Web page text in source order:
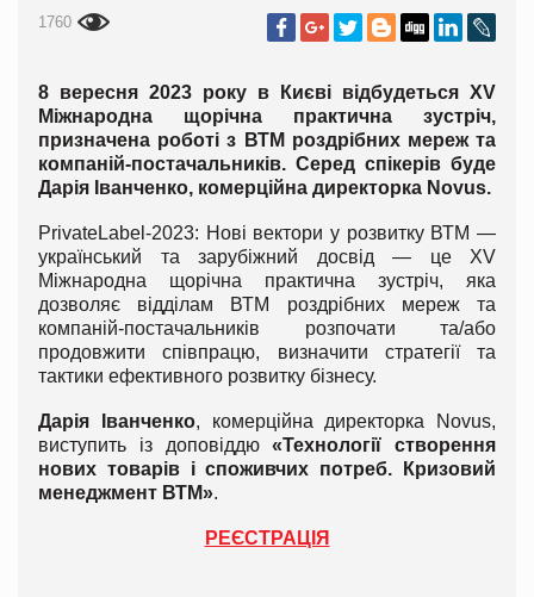
1760
8 вересня 2023 року в Києві відбудеться XV
Міжнародна щорічна практична зустріч,
призначена роботі з ВТМ роздрібних мереж та
компаній-постачальників. Серед спікерів буде
Дарія Іванченко, комерційна директорка Novus.
PrivateLabel-2023: Нові вектори у розвитку ВТМ —
український та зарубіжний досвід — це XV
Міжнародна щорічна практична зустріч, яка
дозволяє відділам ВТМ роздрібних мереж та
компаній-постачальників розпочати та/або
продовжити співпрацю, визначити стратегії та
тактики ефективного розвитку бізнесу.
Дарія Іванченко, комерційна директорка Novus,
виступить із доповіддю«Технології створення
нових товарів і споживчих потреб. Кризовий
менеджмент ВТМ».
РЕЄСТРАЦІЯ